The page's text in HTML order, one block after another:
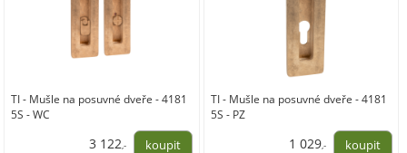
TI - Mušle na posuvné dveře - 4181
5S - WC
3 122 ,-
TI - Mušle na posuvné dveře - 4181
5S - PZ
1 029,-